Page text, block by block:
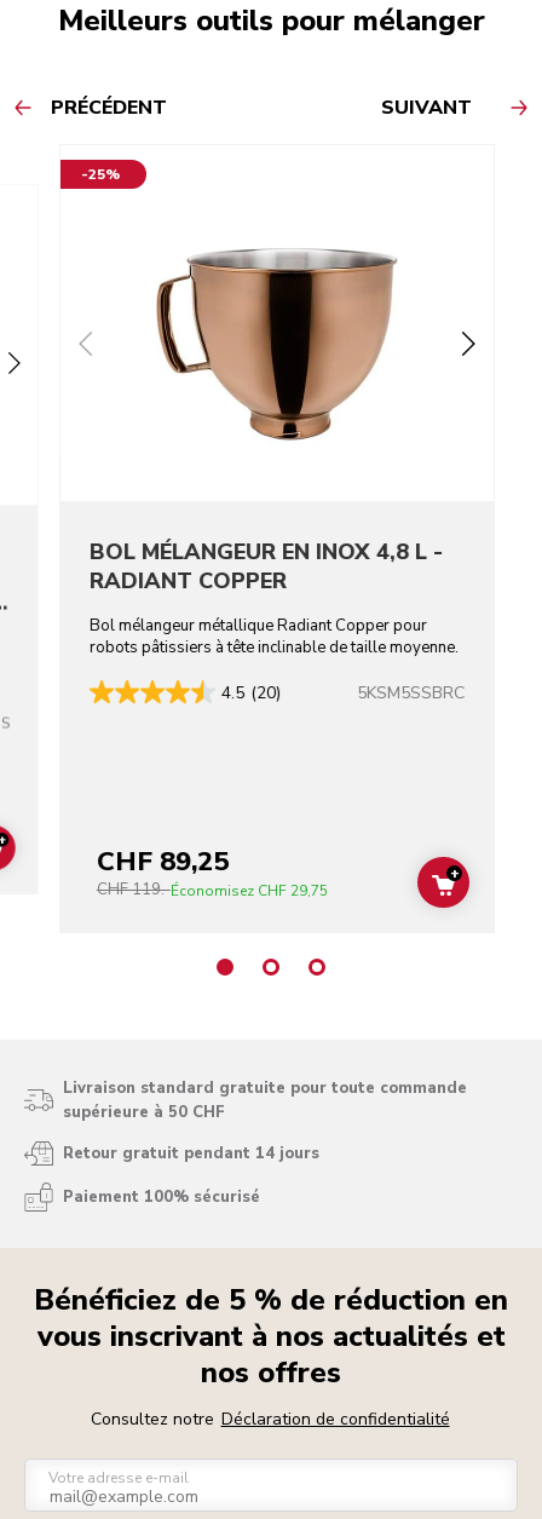
Meilleurs outils pour mélanger
PRÉCÉDENT SUIVANT
ADD TO CART
-25%
BOL MÉLANGEUR EN INOX 4,8 L -
RADIANT COPPER
Bol mélangeur métallique Radiant Copper pour
robots pâtissiers à tête inclinable de taille moyenne.
4.5 (20) 5KSM5SSBRC
CHF 89,25
CHF 119.-Économisez CHF 29,75 ADD TO
+
Livraison standard gratuite pour toute commande
supérieure à 50 CHF
Retour gratuit pendant 14 jours
Paiement 100% sécurisé
Bénéficiez de 5 % de réduction en
vous inscrivant à nos actualités et
nos offres
Consultez notre Déclaration de confidentialité
Votre adresse e-mail